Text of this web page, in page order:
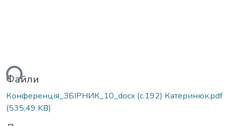
Файли
Конференція_ЗБІРНИК_10_docx (с.192) Катеринюк.pdf
(535,49 KB)